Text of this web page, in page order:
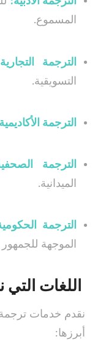
المسموع.
الترجمة
التسويقية.
الترجمة
الترجمة
الميدانية.
الترجمة
الموجهة
اللغات التي
نقدم خدمات
أبرزها: